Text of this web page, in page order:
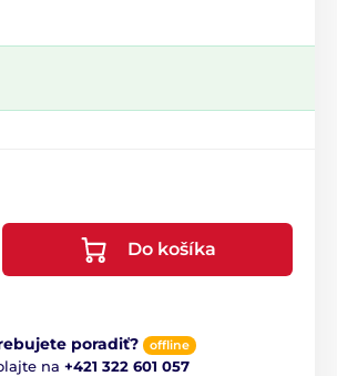
Do košíka
poradiť? offline
na +421 322 601 057